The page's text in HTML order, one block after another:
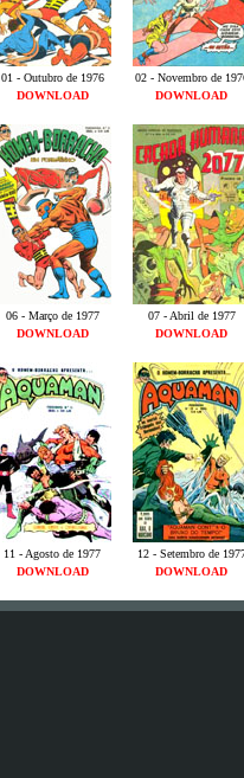
01 - Outubro de 1976
02 - Novembro de
DOWNLOAD
DOWNLOAD
06 - Março de 1977
07 - Abril de 1977
DOWNLOAD
DOWNLOAD
11 - Agosto de 1977
12 - Setembro de
DOWNLOAD
DOWNLOAD